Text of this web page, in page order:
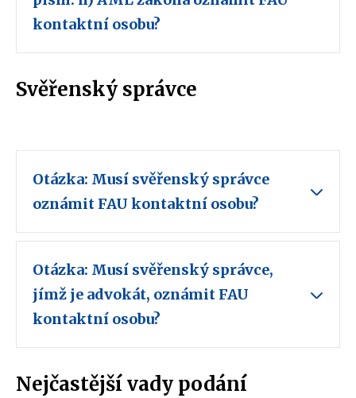
kontaktní osobu?
Svěřenský správce
Otázka: Musí svěřenský správce
oznámit FAU kontaktní osobu?
Otázka: Musí svěřenský správce,
jímž je advokát, oznámit FAU
kontaktní osobu?
Nejčastější vady podání